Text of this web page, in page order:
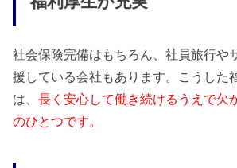
社会保険完備はもちろん、社員旅行や
援している会社もあります。こうした
は、長く安心して働き続けるうえで欠
のひとつです。